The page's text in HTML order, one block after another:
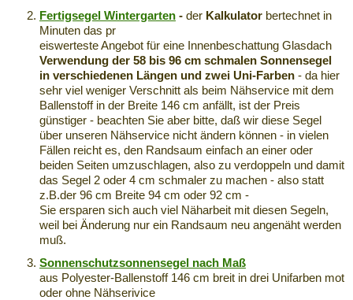
Fertigsegel Wintergarten - der Kalkulator bertechnet in
Minuten das pr
eiswerteste Angebot für eine Innenbeschattung Glasdach
Verwendung der 58 bis 96 cm schmalen Sonnensegel
in verschiedenen Längen und zwei Uni-Farben - da hier
sehr viel weniger Verschnitt als beim Nähservice mit dem
Ballenstoff in der Breite 146 cm anfällt, ist der Preis
günstiger - beachten Sie aber bitte, daß wir diese Segel
über unseren Nähservice nicht ändern können - in vielen
Fällen reicht es, den Randsaum einfach an einer oder
beiden Seiten umzuschlagen, also zu verdoppeln und damit
das Segel 2 oder 4 cm schmaler zu machen - also statt
z.B.der 96 cm Breite 94 cm oder 92 cm -
Sie ersparen sich auch viel Näharbeit mit diesen Segeln,
weil bei Änderung nur ein Randsaum neu angenäht werden
muß.
Sonnenschutzsonnensegel nach Maß
aus Polyester-Ballenstoff 146 cm breit in drei Unifarben mot
oder ohne Nähserivice